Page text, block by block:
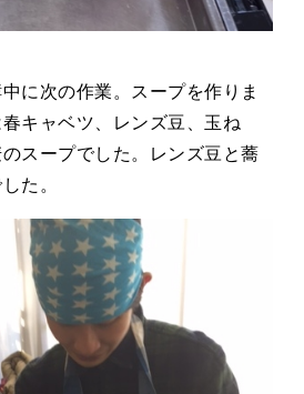
に次の作業。スープを作りま
キャベツ、レンズ豆、玉ね
スープでした。レンズ豆と蕎
た。